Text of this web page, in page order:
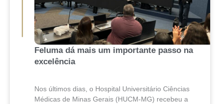
Feluma dá mais um importante passo na
excelência
Nos últimos dias, o Hospital Universitário Ciências
Médicas de Minas Gerais (HUCM-MG) recebeu a